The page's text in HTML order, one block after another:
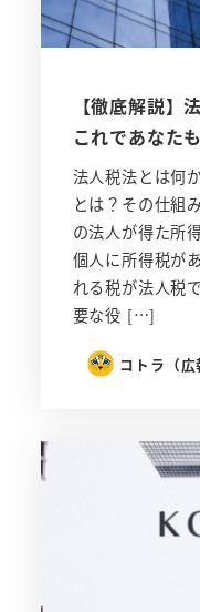
【徹底解説】
これであなた
法人税法とは何
とは？その仕組
の法人が得た所
個人に所得税が
れる税が法人税
要な役 […]
コトラ（広